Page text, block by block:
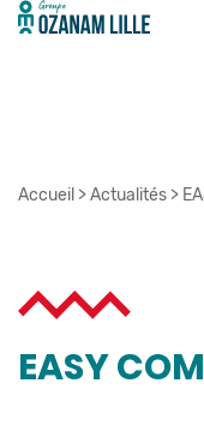
Accueil >Actualités >
EASY